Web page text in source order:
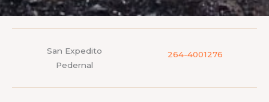
San Expedito
Pedernal
264-4001276